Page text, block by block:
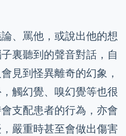
、罵他，或說出他的想
裏聽到的聲音對話，自
見到怪異離奇的幻象，
觸幻覺、嗅幻覺等也很
支配患者的行為，亦會
嚴重時甚至會做出傷害